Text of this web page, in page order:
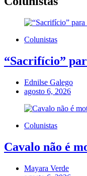
Colunistas
“Sacrifício”
Ednilse Galego
agosto 6, 2026
Colunistas
Cavalo não é
Mayara Verde